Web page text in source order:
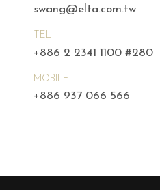
swang@elta.com.tw
TEL
+886 2 2341 1100 #280
MOBILE
+886 937 066 566